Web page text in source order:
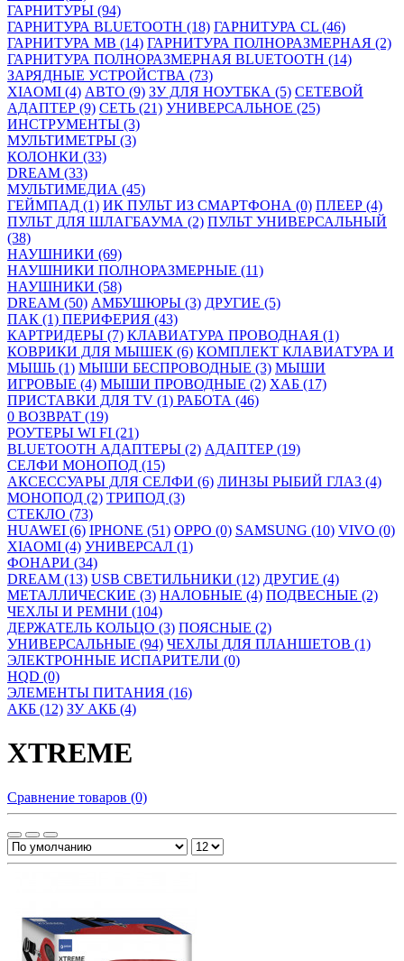
ГАРНИТУРЫ (94)
ГАРНИТУРА BLUETOOTH (18) ГАРНИТУРА CL (46)
ГАРНИТУРА MB (14) ГАРНИТУРА ПОЛНОРАЗМЕРНАЯ (2)
ГАРНИТУРА ПОЛНОРАЗМЕРНАЯ BLUETOOTH (14)
ЗАРЯДНЫЕ УСТРОЙСТВА (73)
XIAOMI (4) АВТО (9) ЗУ ДЛЯ НОУТБКА (5) СЕТЕВОЙ
АДАПТЕР (9) СЕТЬ (21) УНИВЕРСАЛЬНОЕ (25)
ИНСТРУМЕНТЫ (3)
МУЛЬТИМЕТРЫ (3)
КОЛОНКИ (33)
DREAM (33)
МУЛЬТИМЕДИА (45)
ГЕЙМПАД (1) ИК ПУЛЬТ ИЗ СМАРТФОНА (0) ПЛЕЕР (4)
ПУЛЬТ ДЛЯ ШЛАГБАУМА (2) ПУЛЬТ УНИВЕРСАЛЬНЫЙ
(38)
НАУШНИКИ (69)
НАУШНИКИ ПОЛНОРАЗМЕРНЫЕ (11)
НАУШНИКИ (58)
DREAM (50) АМБУШЮРЫ (3) ДРУГИЕ (5)
ПАК (1) ПЕРИФЕРИЯ (43)
КАРТРИДЕРЫ (7) КЛАВИАТУРА ПРОВОДНАЯ (1)
КОВРИКИ ДЛЯ МЫШЕК (6) КОМПЛЕКТ КЛАВИАТУРА И
МЫШЬ (1) МЫШИ БЕСПРОВОДНЫЕ (3) МЫШИ
ИГРОВЫЕ (4) МЫШИ ПРОВОДНЫЕ (2) ХАБ (17)
ПРИСТАВКИ ДЛЯ TV (1) РАБОТА (46)
0 ВОЗВРАТ (19)
РОУТЕРЫ WI FI (21)
BLUETOOTH АДАПТЕРЫ (2) АДАПТЕР (19)
СЕЛФИ МОНОПОД (15)
АКСЕССУАРЫ ДЛЯ СЕЛФИ (6) ЛИНЗЫ РЫБИЙ ГЛАЗ (4)
МОНОПОД (2) ТРИПОД (3)
СТЕКЛО (73)
HUAWEI (6) IPHONE (51) OPPO (0) SAMSUNG (10) VIVO (0)
XIAOMI (4) УНИВЕРСАЛ (1)
ФОНАРИ (34)
DREAM (13) USB СВЕТИЛЬНИКИ (12) ДРУГИЕ (4)
МЕТАЛЛИЧЕСКИЕ (3) НАЛОБНЫЕ (4) ПОДВЕСНЫЕ (2)
ЧЕХЛЫ И РЕМНИ (104)
ДЕРЖАТЕЛЬ КОЛЬЦО (3) ПОЯСНЫЕ (2)
УНИВЕРСАЛЬНЫЕ (94) ЧЕХЛЫ ДЛЯ ПЛАНШЕТОВ (1)
ЭЛЕКТРОННЫЕ ИСПАРИТЕЛИ (0)
HQD (0)
ЭЛЕМЕНТЫ ПИТАНИЯ (16)
АКБ (12) ЗУ АКБ (4)
XTREME
Сравнение товаров (0)